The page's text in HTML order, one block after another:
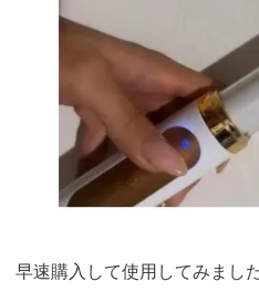
guid=ON&a=513551P-
A449661y&p=p757084N
早速購入して使用してみました